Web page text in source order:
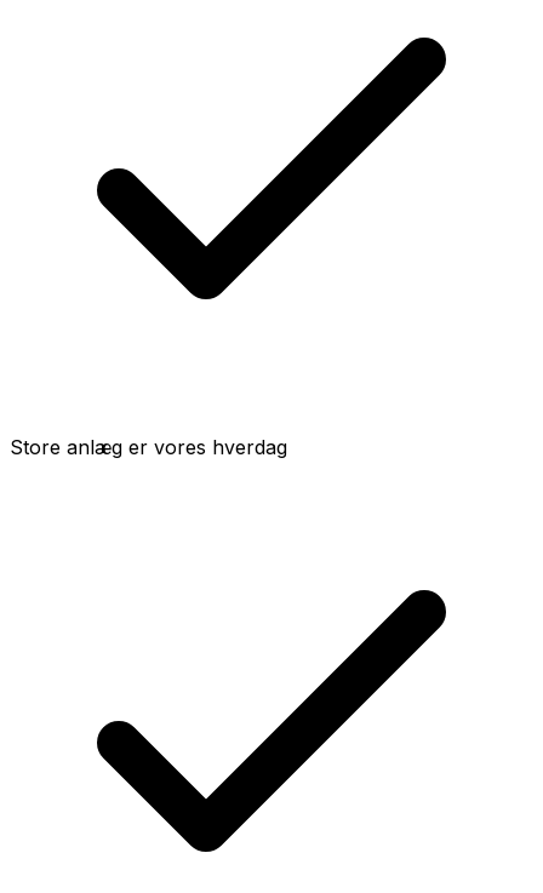
Store anlæg er vores hverdag